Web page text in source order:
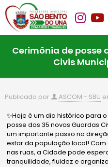
Cerimônia de posse
Civis
Publicado por ASCOM - SBU
✨Hoje é um dia histórico para
posse dos 35 novos Guardas
um importante passo na
estar da população local! Com
nas ruas, a Cidade pode
tranquilidade, fluidez e